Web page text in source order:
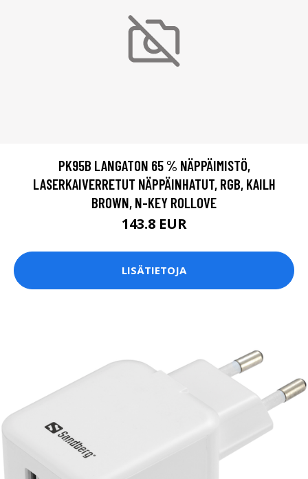
PK95B LANGATON 65 % NÄPPÄIMISTÖ,
LASERKAIVERRETUT NÄPPÄINHATUT, RGB, KAILH
BROWN, N-KEY ROLLOVE
143.8 EUR
LISÄTIETOJA